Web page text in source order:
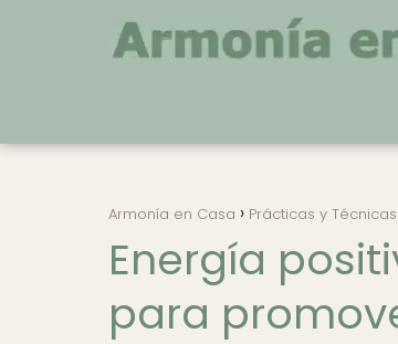
Armonía en Casa Prácticas y Técnicas
Energía
para